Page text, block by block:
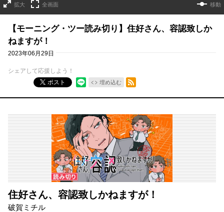
拡大 全画面 移動
【モーニング・ツー読み切り】住好さん、容認致しか
ねますが！
2023年06月29日
シェアして応援しよう！
ポスト
埋め込む
RSSフィード
住好さん、容認致しかねますが！
破賀ミチル